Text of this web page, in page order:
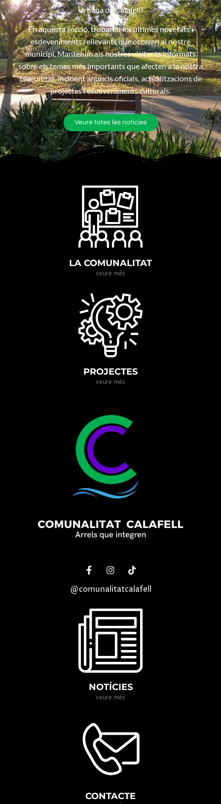
Urbana de Calafell!
En aquesta secció, trobareu les últimes novetats i
esdeveniments rellevants que ocorren al nostre
municipi. Mantenim als nostres visitants informats
sobre els temes més importants que afecten a la nostra
comunitat, incloent anuncis oficials, actualitzacions de
projectes i esdeveniments culturals.
Veure totes les notícies
LA COMUNALITAT
veure més
PROJECTES
veure més
@comunalitatcalafell
NOTÍCIES
veure més
CONTACTE